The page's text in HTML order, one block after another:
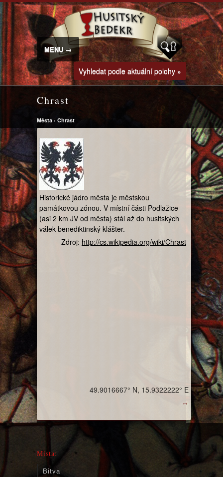
MENU →
Vyhledat podle aktuální polohy »
Chrast
Města › Chrast
Historické jádro města je městskou
památkovou zónou. V místní části Podlažice
(asi 2 km JV od města) stál až do husitských
válek benediktinský klášter.
Zdroj: http://cs.wikipedia.org/wiki/Chrast
↔
49.9016667° N, 15.9322222° E
Místa:
Bitva